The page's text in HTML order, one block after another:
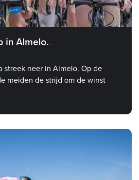
in Almelo.
streek neer in Almelo. Op de
meiden de strijd om de winst